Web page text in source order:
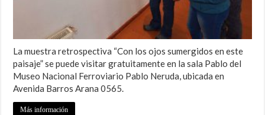
La muestra retrospectiva “Con los ojos sumergidos en este
paisaje” se puede visitar gratuitamente en la sala Pablo del
Museo Nacional Ferroviario Pablo Neruda, ubicada en
Avenida Barros Arana 0565.
Más información